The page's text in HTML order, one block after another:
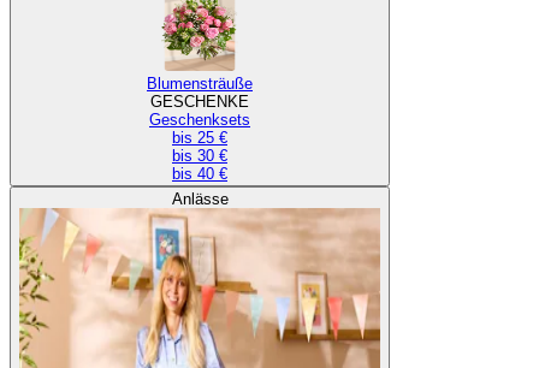
Blumensträuße
GESCHENKE
Geschenksets
bis 25 €
bis 30 €
bis 40 €
Anlässe